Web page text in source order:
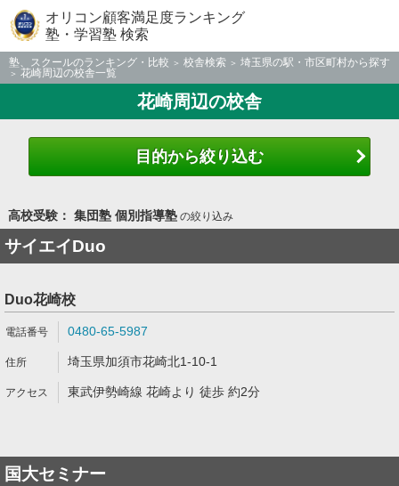
オリコン顧客満足度ランキング
塾・学習塾 検索
塾、スクールのランキング・比較 校舎検索
埼玉県の駅・市区町村から探す
花崎周辺の校舎一覧
花崎周辺の校舎
目的から絞り込む
高校受験： 集団塾 個別指導塾の絞り込み
サイエイDuo
Duo花崎校
0480-65-5987
埼玉県加須市花崎北1-10-1
東武伊勢崎線 花崎より 徒歩 約2分
国大セミナー